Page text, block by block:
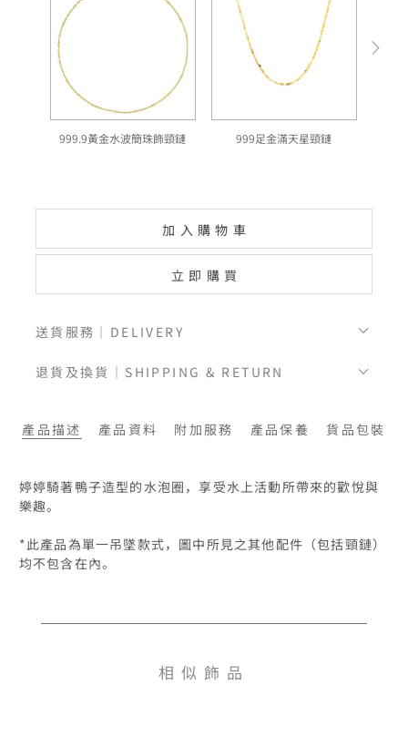
999.9黃金水波簡珠飾頸鏈 999足金滿天星頸鏈
加入購物車
立即購買
送貨服務｜DELIVERY
退貨及換貨｜SHIPPING & RETURN
產品描述 產品資料 附加服務 產品保養 貨品包裝
婷婷騎著鴨子造型的水泡圈，享受水上活動所帶來的歡悅與
樂趣。
*此產品為單一吊墜款式，圖中所見之其他配件（包括頸鏈）
均不包含在內。
相似飾品